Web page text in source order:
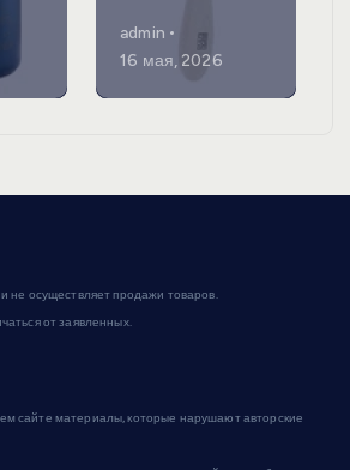
admin
16 мая, 2026
не осуществляет продажи товаров.
от заявленных.
сайте материалы, которые нарушают авторские